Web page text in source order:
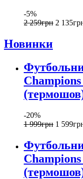
-5%
2 259грн 2 135
Новинки
-20%
1 999грн 1 599